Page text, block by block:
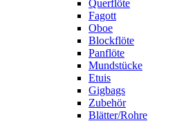
Querflöte
Fagott
Oboe
Blockflöte
Panflöte
Mundstücke
Etuis
Gigbags
Zubehör
Blätter/Rohre